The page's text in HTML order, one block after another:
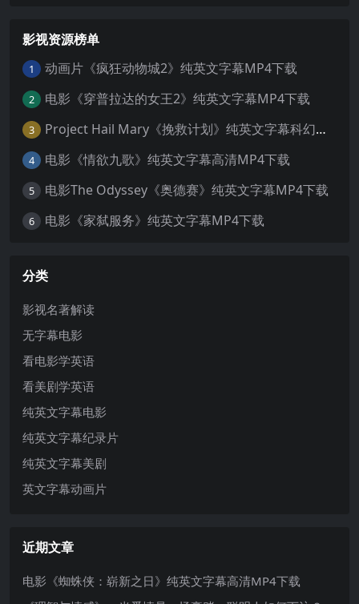
影视资源榜单
1 动画片《疯狂动物城2》纯英文字幕MP4下载
2 电影《穿普拉达的女王2》纯英文字幕MP4下载
3 Project Hail Mary《挽救计划》纯英文字幕科幻电影MP4下载
4 电影《情欲九歌》纯英文字幕高清MP4下载
5 电影The Odyssey《奥德赛》纯英文字幕MP4下载
6 电影《家弑服务》纯英文字幕MP4下载
分类
影视名著解读
无字幕电影
看电影学英语
看美剧学英语
纯英文字幕电影
纯英文字幕纪录片
纯英文字幕美剧
英文字幕动画片
近期文章
电影《蜘蛛侠：崭新之日》纯英文字幕高清MP4下载